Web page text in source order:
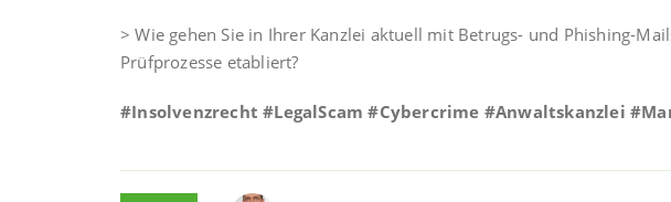
> Wie gehen Sie in Ihrer Kanzlei aktuell mit Betrugs- und Phishing-
Prüfprozesse etabliert?
#Insolvenzrecht #LegalScam #Cybercrime #Anwaltskanzlei